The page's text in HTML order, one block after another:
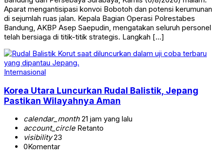
Aparat mengantisipasi konvoi Bobotoh dan potensi kerumunan
di sejumlah ruas jalan. Kepala Bagian Operasi Polrestabes
Bandung, AKBP Asep Saepudin, mengatakan seluruh personel
telah bersiaga di titik-titik strategis. Langkah […]
Internasional
Korea Utara Luncurkan Rudal Balistik, Jepang
Pastikan Wilayahnya Aman
calendar_month21 jam yang lalu
account_circleRetanto
visibility23
0Komentar